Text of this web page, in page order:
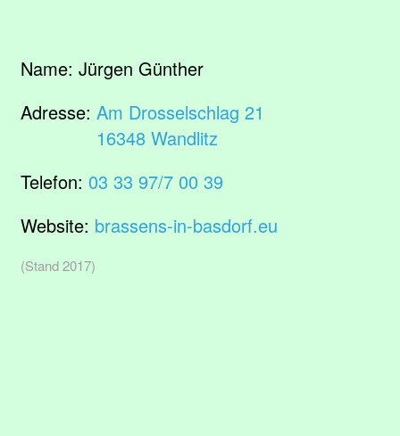
Name: Jürgen Günther
Adresse: Am Drosselschlag 21
16348 Wandlitz
Telefon: 03 33 97/7 00 39
Website: brassens-in-basdorf.eu
(Stand 2017)